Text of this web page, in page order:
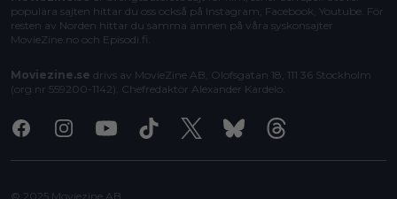
populära sajten hittar du oss också på Instagram, Facebook, Youtube. För
resten av Norden hittar du samma ämnen på våra syskonsajter
MovieZine.no och Episodi.fi
Moviezine.se drivs av MovieZine AB, Olofsgatan 18, 111 36 Stockholm
(org.nr 559200-1142). Chefredaktör Alexander Kardelo
FacebookInstagramYoutubeTiktok X BlueskyThreads
© 2025 Moviezine AB